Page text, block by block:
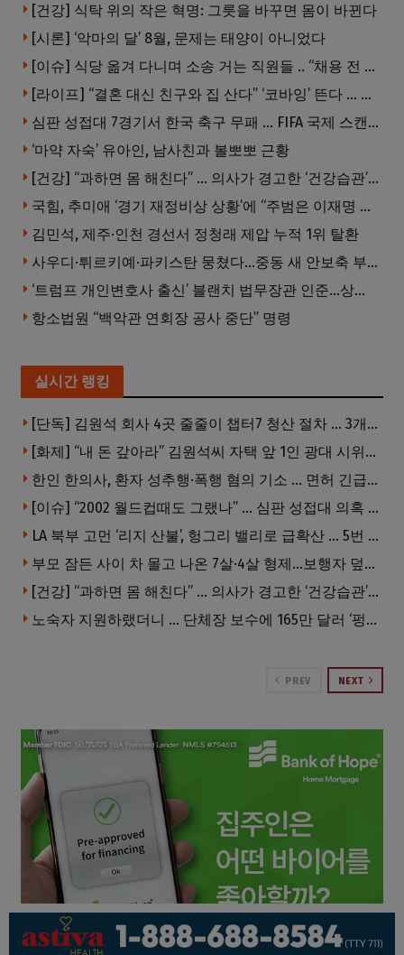
[건강] 식탁 위의 작은 혁명: 그릇을 바꾸면 몸이 바뀐다
[시론] ‘악마의 달’ 8월, 문제는 태양이 아니었다
[이슈] 식당 옮겨 다니며 소송 거는 직원들 .. “채용 전 반드시 확인해야”
[라이프] “결혼 대신 친구와 집 산다” ‘코바잉’ 뜬다 … 내 집 마련 공식 바뀌었다
심판 성접대 7경기서 한국 축구 무패 … FIFA 국제 스캔들 번지나
‘마약 자숙’ 유아인, 남사친과 볼뽀뽀 근황
[건강] “과하면 몸 해친다” … 의사가 경고한 ‘건강습관’ 5가지
국힘, 추미애 ‘경기 재정비상 상황’에 “주범은 이재명 전 지사”
김민석, 제주·인천 경선서 정청래 제압 누적 1위 탈환
사우디·튀르키예·파키스탄 뭉쳤다…중동 새 안보축 부상하나
‘트럼프 개인변호사 출신’ 블랜치 법무장관 인준…상원 50대49 가결
항소법원 “백악관 연회장 공사 중단” 명령
실시간 랭킹
[단독] 김원석 회사 4곳 줄줄이 챕터7 청산 절차 … 3개 법인 같은 날 동시 파산 신청
[화제] “내 돈 갚아라” 김원석씨 자택 앞 1인 광대 시위 … 한인 투자사, “108만 달러 못받아”
한인 한의사, 환자 성추행·폭행 혐의 기소 … 면허 긴급정지
[이슈] “2002 월드컵때도 그랬나” … 심판 성접대 의혹 해외로 일파만파, 4강 신화까지 불똥
LA 북부 고먼 ‘리지 산불’, 헝그리 밸리로 급확산 … 5번 Fwy 양방향 전면 폐쇄
부모 잠든 사이 차 몰고 나온 7살·4살 형제…보행자 덮쳐 중태
[건강] “과하면 몸 해친다” … 의사가 경고한 ‘건강습관’ 5가지
노숙자 지원하랬더니 … 단체장 보수에 165만 달러 ‘펑펑’
PREV NEXT